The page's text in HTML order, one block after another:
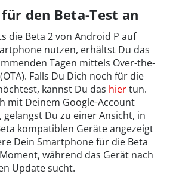
den Beta-Test an
die Beta 2 von Android P auf
nutzen, erhältst Du das
Tagen mittels Over-the-
Falls Du Dich noch für die
kannst Du das hiertun.
mit Deinem Google-Account
Du zu einer Ansicht, in
kompatiblen Geräte angezeigt
Dein Smartphone für die Beta
während das Gerät nach
Update sucht.